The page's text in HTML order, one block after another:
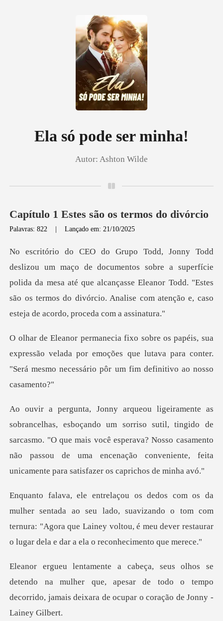
Histórico
Ela só pode ser minha!
Autor: Ashton Wilde
Capítulo 1 Estes são os termos do divórcio
Palavras: 822 |Lançado em: 21/10/2025
a superfície
polida da mesa até que alcançasse Eleanor Todd. "Estes
são os termos
pressão velada por emoções que lutava para conter.
"Será m
sutil, tingido de
sarcasmo. "O que mais você esperava? Nosso casamento
não passou de u
eu lado, suavizando o tom com
ternura: "Agora que Lainey voltou, é meu
o na mulher que, apesar de todo o tempo
decorrido, jamai